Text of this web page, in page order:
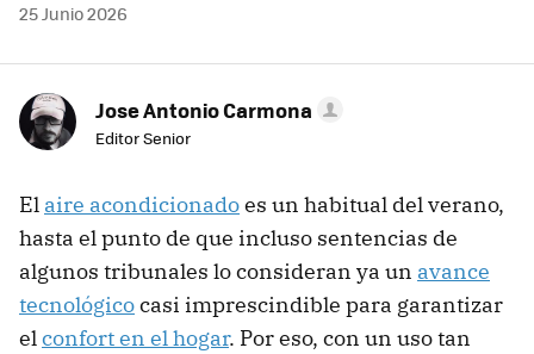
25 Junio 2026
Jose Antonio Carmona
Editor Senior
El aire acondicionadoes un habitual del verano,
hasta el punto de que incluso sentencias de
algunos tribunales lo consideran ya un avance
tecnológicocasi imprescindible para garantizar
elconfort en el hogar. Por eso, con un uso tan